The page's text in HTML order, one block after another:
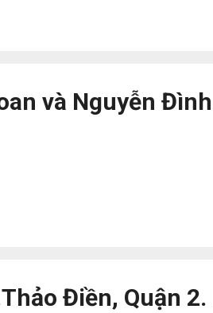
và Nguyễn
Điền, Quận 2.